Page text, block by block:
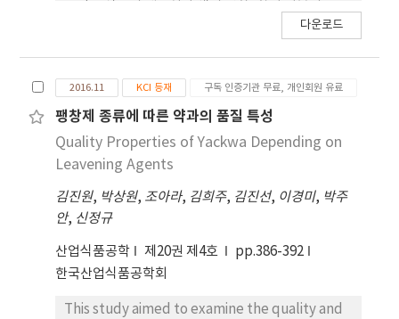
도(turbidity), 다분산지수(polydispersity index)
를 측정하였다. 제조한 나노에 멀젼을 FIB (Focused
확인하였다. 제조된 제형에 대해 30일 간 각 온도별
(4℃, 25℃, 45℃) 안정성 평가를 진행하였고, 최적
의 입자 크기, 현탁도, 다분산지수, 제타 전위를 고려
한 최적의 처방은 계면활성제(2%), 오일(8%), 폴리
실, 영양성분의 파괴 등 품질 저하를 야기한다. 따라서
의 안정성을 증진시킬 수 있다. 광펄스 살균은 고전압
발생 장치를 통해서 제논 램프에 의해 200-1100nm
범위의 넓은 파장을 가진 빛을 아주 짧은 시간 안에 펄
스의 형태로 가하여 식품 표면에 존재하는 미생물을
술을 이용하여 Bacillus subtilis 포자의 저감화 효과
를 800 V에서 1400V까지 200 V 간격에서 최대 90초
까지 처리한 후 평판계수법을 이용하여 확인하였다.
Bacillus subtilis 포자의 사멸 정도는 전압이 증가할
다. 800 V와 1200 V에서 50초간 처리한 결과 5.7, 6.1
다운로드
2016.11 KCI 등재 구독 인증기관 무료, 개인회원 유료
팽창제 종류에 따른 약과의 품질 특성
Quality Properties of Yackwa Depending on
Leavening Agents
김진원, 박상원, 조아라, 김희주, 김진선, 이경미, 박주
안, 신정규
산업식품공학 제20권 제4호
pp.386-392
한국산업식품공학회
This study aimed to examine the quality and